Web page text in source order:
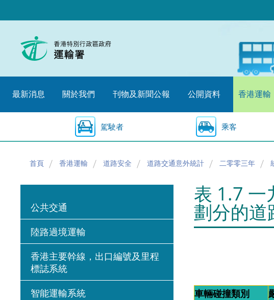
至
始
最新消息 關於我們 刊物及新聞公報 公開資料 香港運輸
駕駛者 乘客
首頁 香港運輸 道路安全 道路交通意外統計 二零零三年
公共交通
陸路過境運輸
香港主要幹線，出口編號及里程
標誌系統
智能運輸系統
表 1.7 一
劃分的道
車輛碰撞類別